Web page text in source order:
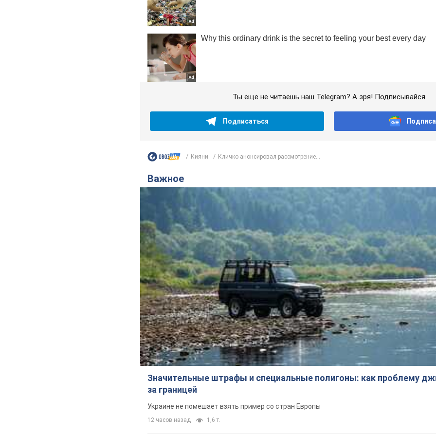
Ты еще не читаешь наш Telegram? А зря! Подписывайся
Подписаться
Кияни Кличко анонсировал рассмотрение...
Важное
Значительные штрафы и специальные полигоны: как проблему
за границей
Украине не помешает взять пример со стран Европы
12 часов назад 1,6 т.